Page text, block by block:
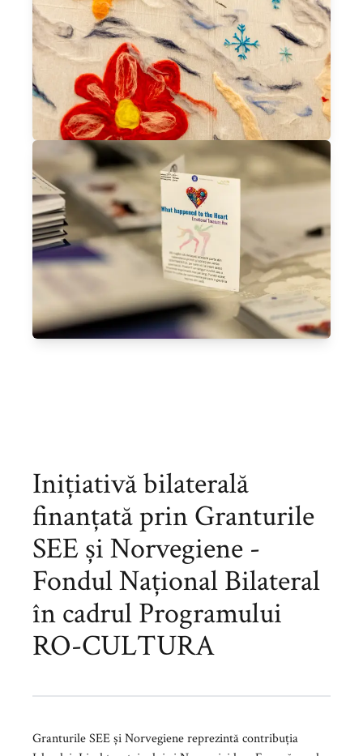
Inițiativă bilaterală
finanțată prin Granturile
SEE și Norvegiene -
Fondul Național Bilateral
în cadrul Programului
RO-CULTURA
Granturile SEE și Norvegiene reprezintă contribuția